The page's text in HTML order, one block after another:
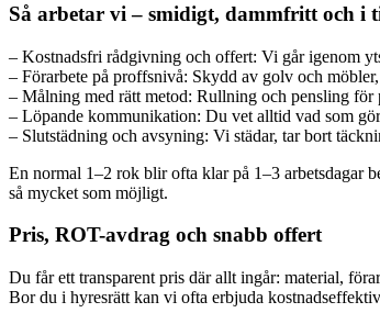
Så arbetar vi – smidigt, dammfritt och i
– Kostnadsfri rådgivning och offert: Vi går igenom
– Förarbete på proffsnivå: Skydd av golv och
– Målning med rätt metod: Rullning och pensling
– Löpande kommunikation: Du vet alltid vad som
– Slutstädning och avsyning: Vi städar, tar bort
En normal 1–2 rok blir ofta klar på 1–3 arbetsdagar
så mycket som möjligt.
Pris, ROT-avdrag och snabb offert
Du får ett transparent pris där allt ingår: material,
Bor du i hyresrätt kan vi ofta erbjuda